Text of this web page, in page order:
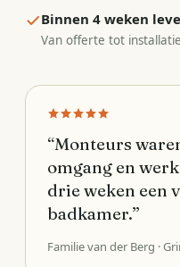
Binnen 4 weken
Van offerte tot
“Monteurs
omgang en
drie weken een
badkamer.”
Familie van der Berg ·